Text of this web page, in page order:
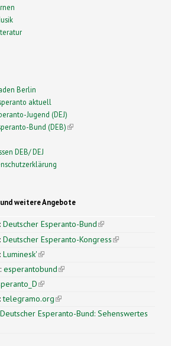
Berlin
aktuell
Jugend (DEJ)
Bund (DEB)(link is external)
DEB/ DEJ
weitere Angebote
Deutscher Esperanto-Bund(link is
external)
Deutscher Esperanto-Kongress(link is
Luminesk'(link is external)
esperantobund(link is external)
(link is external)
telegramo.org(link is external)
Deutscher Esperanto-Bund: Sehenswertes